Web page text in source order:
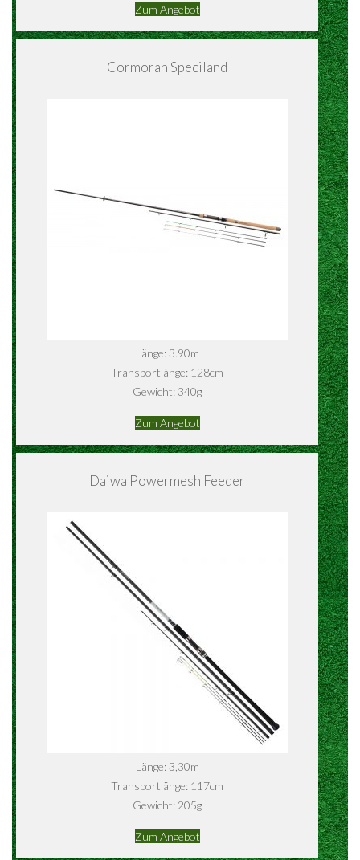
Zum Angebot
Cormoran Speciland
Länge: 3.90m
Transportlänge: 128cm
Gewicht: 340g
Zum Angebot
Daiwa Powermesh Feeder
Länge: 3,30m
Transportlänge: 117cm
Gewicht: 205g
Zum Angebot